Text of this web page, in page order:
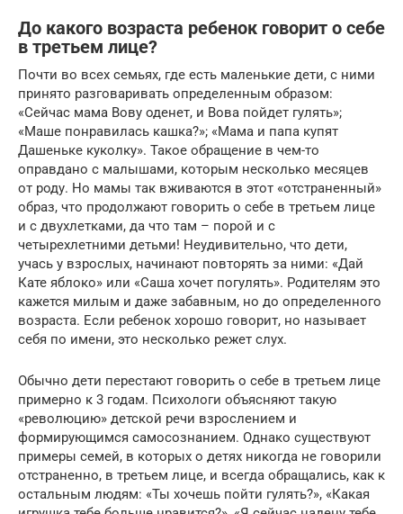
До какого возраста ребенок говорит о себе
в третьем лице?
Почти во всех семьях, где есть маленькие дети, с ними
принято разговаривать определенным образом:
«Сейчас мама Вову оденет, и Вова пойдет гулять»;
«Маше понравилась кашка?»; «Мама и папа купят
Дашеньке куколку». Такое обращение в чем-то
оправдано с малышами, которым несколько месяцев
от роду. Но мамы так вживаются в этот «отстраненный»
образ, что продолжают говорить о себе в третьем лице
и с двухлетками, да что там – порой и с
четырехлетними детьми! Неудивительно, что дети,
учась у взрослых, начинают повторять за ними: «Дай
Кате яблоко» или «Саша хочет погулять». Родителям это
кажется милым и даже забавным, но до определенного
возраста. Если ребенок хорошо говорит, но называет
себя по имени, это несколько режет слух.
Обычно дети перестают говорить о себе в третьем лице
примерно к 3 годам. Психологи объясняют такую
«революцию» детской речи взрослением и
формирующимся самосознанием. Однако существуют
примеры семей, в которых о детях никогда не говорили
отстраненно, в третьем лице, и всегда обращались, как к
остальным людям: «Ты хочешь пойти гулять?», «Какая